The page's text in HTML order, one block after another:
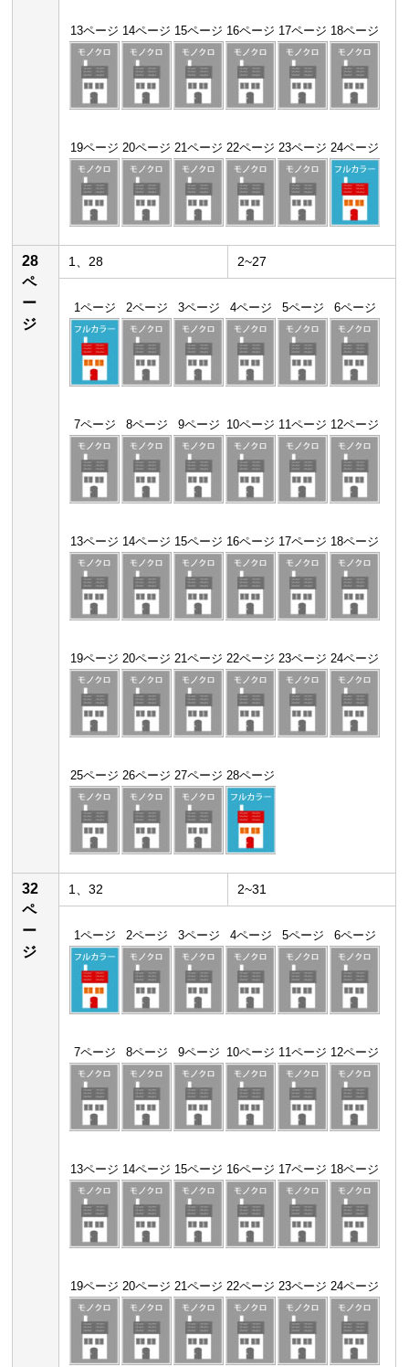
13ページ 14ページ 15ページ 16ページ 17ページ 18ページ
19ページ 20ページ 21ページ 22ページ 23ページ 24ページ
28
ペ
ー
ジ
1、28 2~27
1ページ 2ページ 3ページ 4ページ 5ページ 6ページ
7ページ 8ページ 9ページ 10ページ 11ページ 12ページ
13ページ 14ページ 15ページ 16ページ 17ページ 18ページ
19ページ 20ページ 21ページ 22ページ 23ページ 24ページ
25ページ 26ページ 27ページ 28ページ
32
ペ
ー
ジ
1、32 2~31
1ページ 2ページ 3ページ 4ページ 5ページ 6ページ
7ページ 8ページ 9ページ 10ページ 11ページ 12ページ
13ページ 14ページ 15ページ 16ページ 17ページ 18ページ
19ページ 20ページ 21ページ 22ページ 23ページ 24ページ